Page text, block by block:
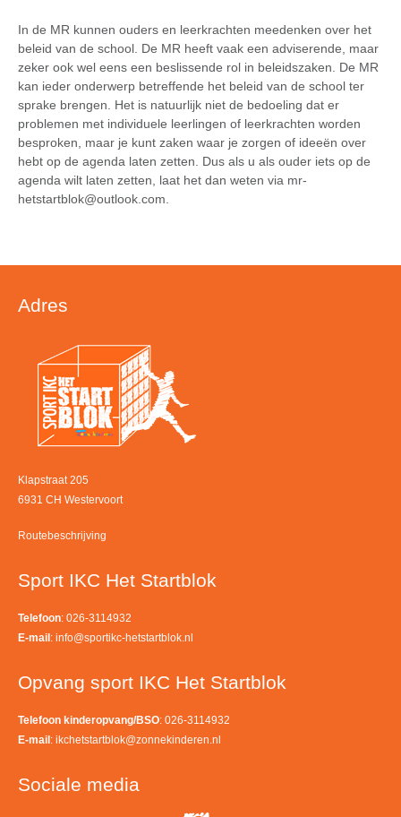
In de MR kunnen ouders en leerkrachten meedenken over het
beleid van de school. De MR heeft vaak een adviserende, maar
zeker ook wel eens een beslissende rol in beleidszaken. De MR
kan ieder onderwerp betreffende het beleid van de school ter
sprake brengen. Het is natuurlijk niet de bedoeling dat er
problemen met individuele leerlingen of leerkrachten worden
besproken, maar je kunt zaken waar je zorgen of ideeën over
hebt op de agenda laten zetten. Dus als u als ouder iets op de
agenda wilt laten zetten, laat het dan weten via mr-
hetstartblok@outlook.com.
Adres
Klapstraat 205
6931 CH Westervoort
Routebeschrijving
Sport IKC Het Startblok
Telefoon: 026-3114932
E-mail : info@sportikc-hetstartblok.nl
Opvang sport IKC Het Startblok
Telefoon kinderopvang/BSO: 026-3114932
E-mail : ikchetstartblok@zonnekinderen.nl
Sociale media